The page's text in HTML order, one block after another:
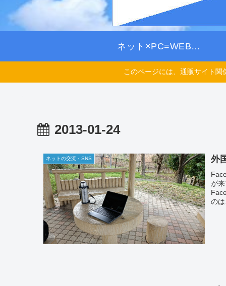
ネット×PC=WEB交差点
このページには、通販サイト
2013-01-24
ネットの交流・SNS 外
が
の